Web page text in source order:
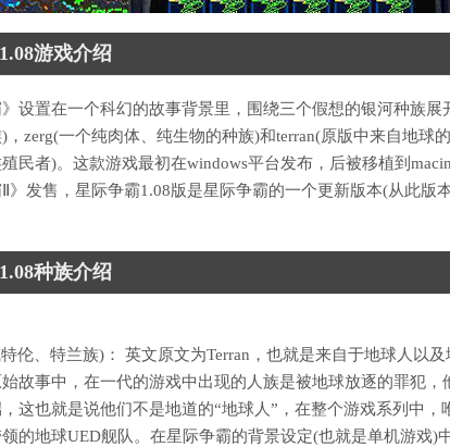
游戏介绍
》设置在一个科幻的故事背景里，围绕三个假想的银河种族
，zerg(一个纯肉体、纯生物的种族)和terran(原版中来自地
民者)。这款游戏最初在windows平台发布，后被移植到
Ⅱ》发售，星际争霸1.08版是星际争霸的一个更新版本(从此版
种族介绍
、特兰族)： 英文原文为Terran，也就是来自于地球人以及
故事中，在一代的游戏中出现的人族是被地球放逐的罪犯
这也就是说他们不是地道的“地球人”，在整个游戏系列中，
领的地球UED舰队。在星际争霸的背景设定(也就是单机游戏)